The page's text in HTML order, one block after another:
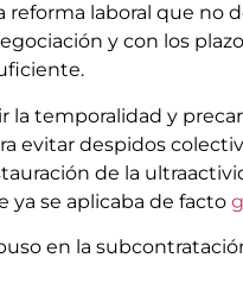
laboral que no
y con los
temporalidad y
evitar despidos
de la
ya se aplicaba de facto
en la